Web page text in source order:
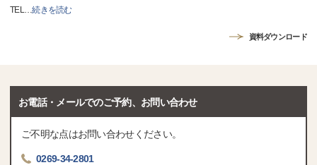
TEL …続きを読む
資料ダウンロード
お電話・メールでのご予約、お問い合わせ
ご不明な点はお問い合わせください。
0269-34-2801